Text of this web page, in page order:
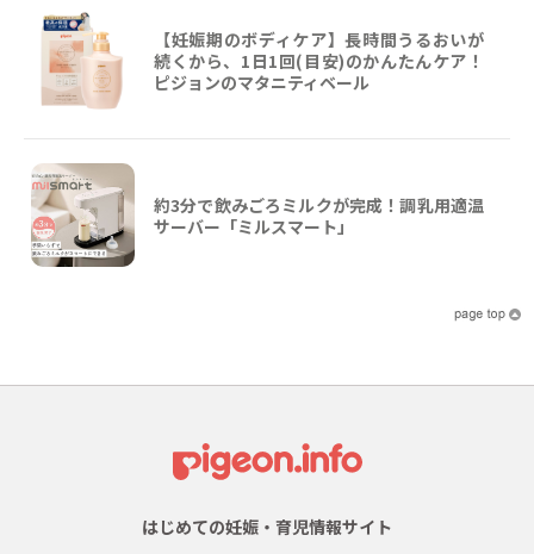
【妊娠期のボディケア】長時間うるおいが
続くから、1日1回(目安)のかんたんケア！
ピジョンのマタニティベール
約3分で飲みごろミルクが完成！調乳用適温
サーバー「ミルスマート」
はじめての妊娠・育児情報サイト